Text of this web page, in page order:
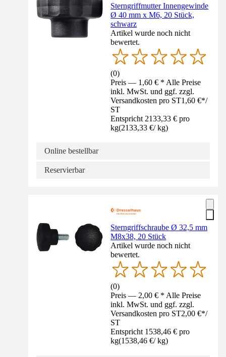
Sterngriffmutter Innengewinde
Ø 40 mm x M6, 20 Stück,
schwarz
Artikel wurde noch nicht
bewertet.
(0)
Preis — 1,60 € * Alle Preise
inkl. MwSt. und ggf. zzgl.
Versandkosten pro ST1,60 €*/
ST
Entspricht 2133,33 € pro
kg(2133,33 €/ kg)
Online bestellbar
Reservierbar
Sterngriffschraube Ø 32,5 mm
M8x38, 20 Stück
Artikel wurde noch nicht
bewertet.
(0)
Preis — 2,00 € * Alle Preise
inkl. MwSt. und ggf. zzgl.
Versandkosten pro ST2,00 €*/
ST
Entspricht 1538,46 € pro
kg(1538,46 €/ kg)